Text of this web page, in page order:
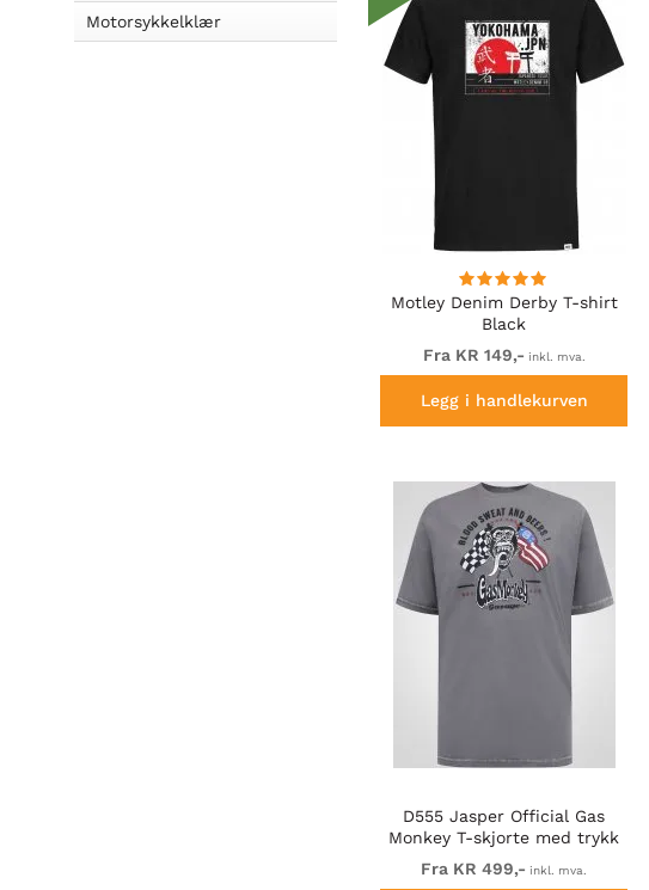
Motorsykkelklær
Motley Denim Derby T-shirt
Black
Fra KR 149,- inkl. mva.
Legg i handlekurven
D555 Jasper Official Gas
Monkey T-skjorte med trykk
Grå
Fra KR 499,- inkl. mva.